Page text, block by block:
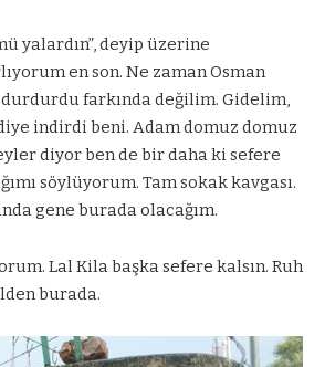
yalardın”, deyip üzerine
en son. Ne zaman Osman
farkında değilim. Gidelim,
indirdi beni. Adam domuz domuz
diyor ben de bir daha ki sefere
söylüyorum. Tam sokak kavgası.
gene burada olacağım.
Lal Kila başka sefere kalsın. Ruh
burada.